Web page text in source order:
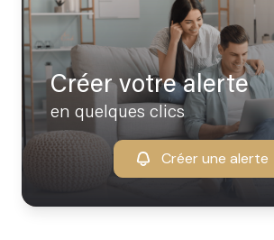
Créer votre alerte
en quelques clics
Créer une alerte